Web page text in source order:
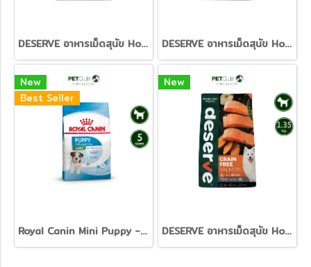
DESERVE อาหารเม็ดสุนัข Holistic Grain Free สูตร Beef & Turkey อร่อย จัดเต็ม เสริมสร้างกล้ามเนื้อ [1.35kg.] DESERVE อาหารเม็ดสุนัข Holistic Grain Free สูตร Turkey ควบคุมน้ำหนัก พร้อมสารอาหารครบถ้วน [1.35kg.]
New
Best Seller
Royal Canin Mini Puppy - ลูกสุนัข พันธุ์เล็ก 5 ขนาด [800g. 2kg. 4kg. 8kg. 15kg.]
New
DESERVE อาหารเม็ดสุนัข Holistic Grain Free สูตร Salmon บำรุงขนสวย ลดอาการแพ้ ปราศจากธัญพืช [1.35kg]